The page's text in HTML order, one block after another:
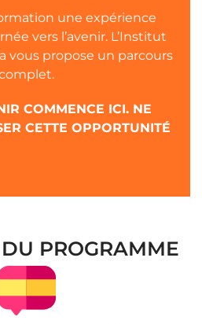
une expérience
vers l’avenir. L’Institut
vous propose un parcours
COMMENCE ICI. NE
CETTE OPPORTUNITÉ
PROGRAMME